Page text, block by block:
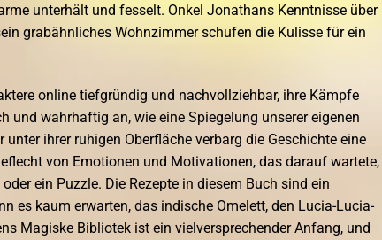
unterhält und fesselt. Onkel Jonathans Kenntnisse über
grabähnliches Wohnzimmer schufen die Kulisse für ein
online tiefgründig und nachvollziehbar, ihre Kämpfe
und wahrhaftig an, wie eine Spiegelung unserer eigenen
ihrer ruhigen Oberfläche verbarg die Geschichte eine
von Emotionen und Motivationen, das darauf wartete,
ein Puzzle. Die Rezepte in diesem Buch sind ein
es kaum erwarten, das indische Omelett, den Lucia-Lucia-
Magiske Bibliotek ist ein vielversprechender Anfang, und